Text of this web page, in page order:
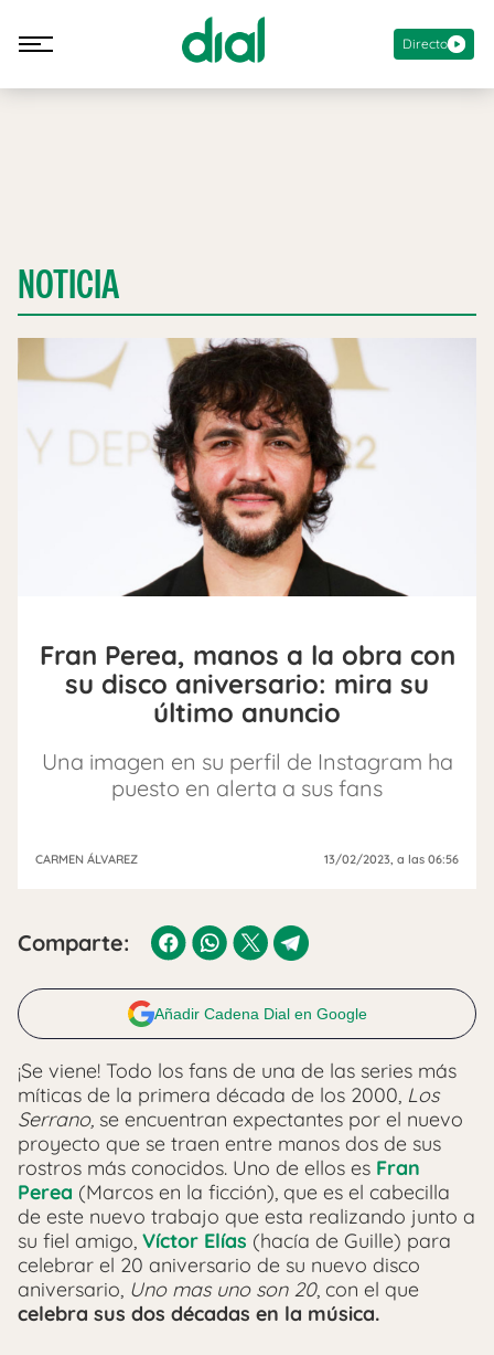
Directo
NOTICIA
Fran Perea, manos a la obra con
su disco aniversario: mira su
último anuncio
Una imagen en su perfil de Instagram ha
puesto en alerta a sus fans
CARMEN ÁLVAREZ 13/02/2023, a las 06:56
Comparte:
Añadir Cadena Dial en Google
¡Se viene! Todo los fans de una de las series más
míticas de la primera década de los 2000, Los
Serrano, se encuentran expectantes por el nuevo
proyecto que se traen entre manos dos de sus
rostros más conocidos. Uno de ellos es Fran
Perea (Marcos en la ficción), que es el cabecilla
de este nuevo trabajo que esta realizando junto a
su fiel amigo, Víctor Elías (hacía de Guille) para
celebrar el 20 aniversario de su nuevo disco
aniversario, Uno mas uno son 20, con el que
celebra sus dos décadas en la música.